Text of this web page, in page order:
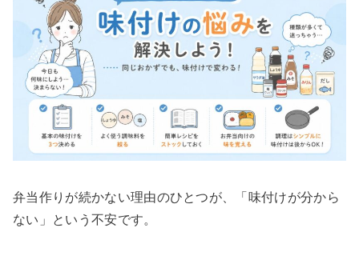
弁当作りが続かない理由のひとつが、「味付けが分から
ない」という不安です。